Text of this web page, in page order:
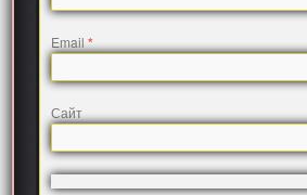
Email*
Сайт